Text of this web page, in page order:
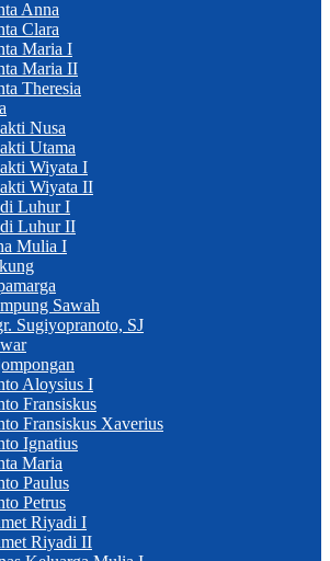
Anna
Clara
Maria I
Maria II
Theresia
Nusa
Utama
Wiyata I
Wiyata II
Luhur I
Luhur II
Mulia I
Sawah
Sugiyopranoto, SJ
Aloysius I
Fransiskus
Fransiskus Xaverius
Ignatius
Maria
Paulus
Petrus
Riyadi I
Riyadi II